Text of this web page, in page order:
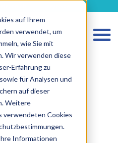
auf Ihrem
verwendet, um
wie Sie mit
Wir verwenden diese
Erfahrung zu
für Analysen und
auf dieser
Weitere
verwendeten Cookies
Informationen
MEDIZINPRODUKTE